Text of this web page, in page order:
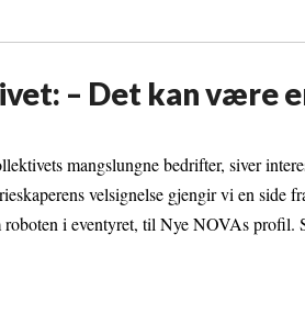
– Det kan være
mangslungne bedrifter, siver
velsignelse gjengir vi en side
roboten i eventyret, til Nye NOVAs profil.